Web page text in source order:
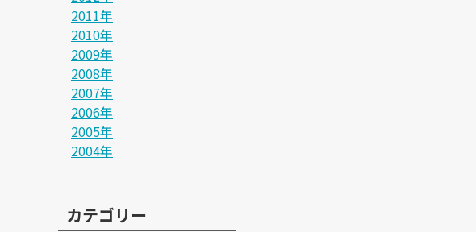
2011年
2010年
2009年
2008年
2007年
2006年
2005年
2004年
カテゴリー